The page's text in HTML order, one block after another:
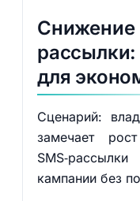
Снижение
для
Сценарий:
замечает
кампании без